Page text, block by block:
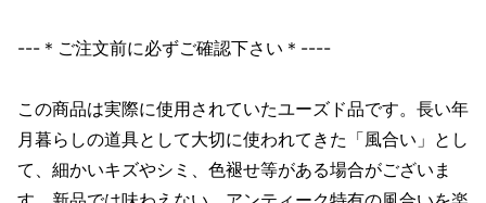
---＊ご注文前に必ずご確認下さい＊----
この商品は実際に使用されていたユーズド品です。長い年
月暮らしの道具として大切に使われてきた「風合い」とし
て、細かいキズやシミ、色褪せ等がある場合がございま